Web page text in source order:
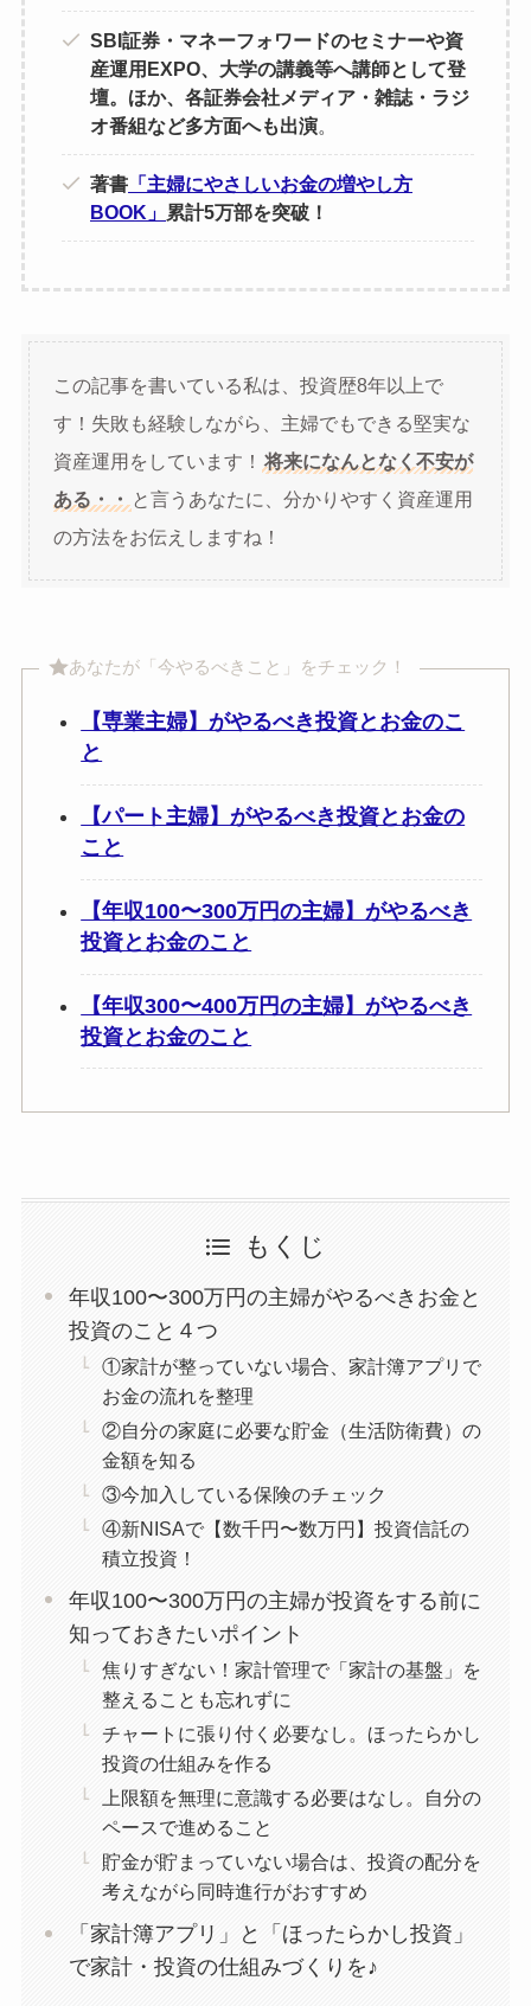
SBI証券・マネーフォワードのセミナーや資
産運用EXPO、大学の講義等へ講師として登
壇。ほか、各証券会社メディア・雑誌・ラジ
オ番組など多方面へも出演。
著書 「主婦にやさしいお金の増やし方
BOOK」 累計5万部を突破！
この記事を書いている私は、投資歴8年以上で
す！失敗も経験しながら、主婦でもできる堅実な
資産運用をしています！ 将来になんとなく不安が
ある・・
と言うあなたに、分かりやすく資産運用
の方法をお伝えしますね！
あなたが「今やるべきこと」をチェック！
【専業主婦】がやるべき投資とお金のこ
と
【パート主婦】がやるべき投資とお金の
こと
【年収100〜300万円の主婦】がやるべき
投資とお金のこと
【年収300〜400万円の主婦】がやるべき
投資とお金のこと
もくじ
年収100〜300万円の主婦がやるべきお金と
投資のこと４つ
①家計が整っていない場合、家計簿アプリで
お金の流れを整理
②自分の家庭に必要な貯金（生活防衛費）の
金額を知る
③今加入している保険のチェック
④新NISAで【数千円〜数万円】投資信託の
積立投資！
年収100〜300万円の主婦が投資をする前に
知っておきたいポイント
焦りすぎない！家計管理で「家計の基盤」を
整えることも忘れずに
チャートに張り付く必要なし。ほったらかし
投資の仕組みを作る
上限額を無理に意識する必要はなし。自分の
ペースで進めること
貯金が貯まっていない場合は、投資の配分を
考えながら同時進行がおすすめ
「家計簿アプリ」と「ほったらかし投資」
で家計・投資の仕組みづくりを♪